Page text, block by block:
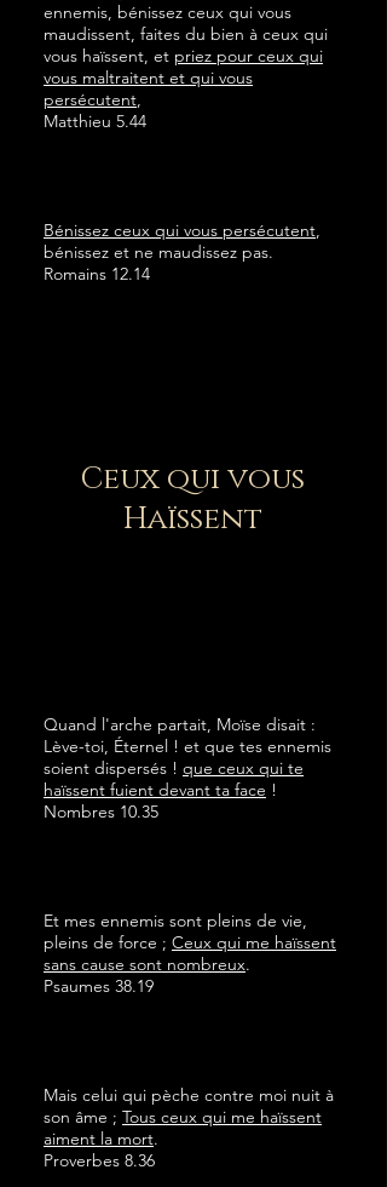
ennemis, bénissez ceux qui vous
maudissent, faites du bien à ceux qui
vous haïssent, et priez pour ceux qui
vous maltraitent et qui vous
persécutent,
Matthieu 5.44
Bénissez ceux qui vous persécutent,
bénissez et ne maudissez pas.
Romains 12.14
Ceux qui vous
Haïssent
Quand l'arche partait, Moïse disait :
Lève-toi, Éternel ! et que tes ennemis
soient dispersés ! que ceux qui te
haïssent fuient devant ta face !
Nombres 10.35
Et mes ennemis sont pleins de vie,
pleins de force ; Ceux qui me haïssent
sans cause sont nombreux.
Psaumes 38.19
Mais celui qui pèche contre moi nuit à
son âme ; Tous ceux qui me haïssent
aiment la mort.
Proverbes 8.36